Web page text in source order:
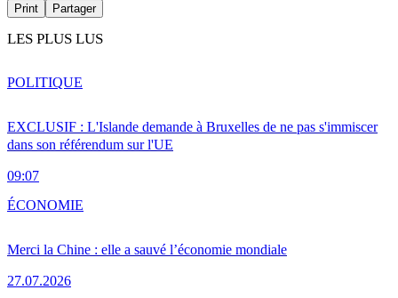
Print Partager
LES PLUS LUS
EXCLUSIF : L'Islande demande à Bruxelles de ne pas s'immiscer
dans son référendum sur l'UE
09:07
POLITIQUE
Merci la Chine : elle a sauvé l’économie mondiale
27.07.2026
ÉCONOMIE